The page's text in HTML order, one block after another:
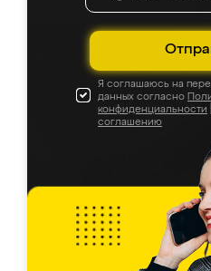
Я соглашаюсь на
данных согласно
конфиденциальности
соглашению